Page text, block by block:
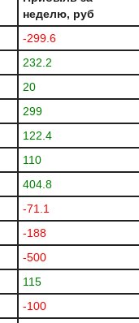
неделю, руб
-299.6
232.2
20
299
122.4
110
404.8
-71.1
-188
-500
115
-100